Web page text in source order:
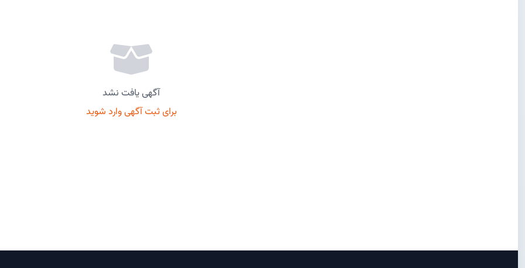
آگهی یافت نشد
برای ثبت آگهی وارد شوید